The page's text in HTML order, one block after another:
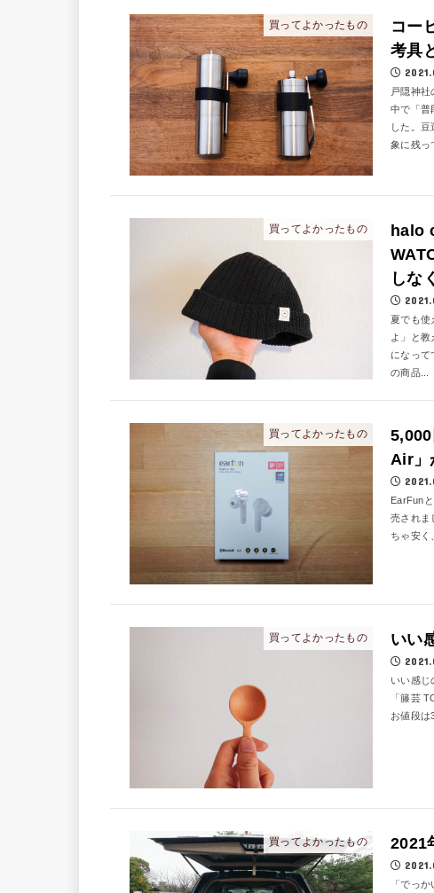
買ってよかったもの
コー
考具
戸隠神
中で「普
した。
象に残っ
買ってよかったもの
halo
しな
夏でも使
よ」と
になって
の商品...
買ってよかったもの
Air」
EarFun
売されま
ちゃ安く
買ってよかったもの いい
いい感じ
「籐芸
お値段は
買ってよかったもの 2021
「でっ